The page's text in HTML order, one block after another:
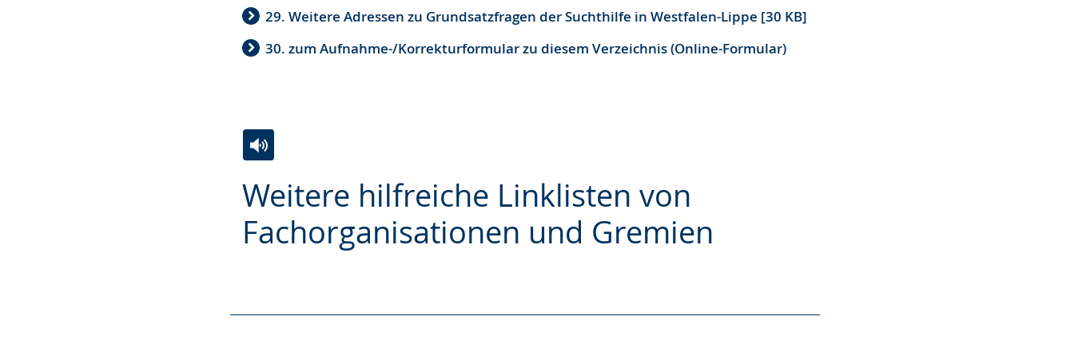
29. Weitere Adressen zu Grundsatzfragen der Suchthilfe in Westfalen-Lippe [30 KB]
30. zum Aufnahme-/Korrekturformular zu diesem Verzeichnis (Online-Formular)
Weitere hilfreiche Linklisten von
Fachorganisationen und Gremien
Leichten
Sprache
wechseln.
Audio-
Unterstützung.
Video
in
Deutscher
angezeigt.